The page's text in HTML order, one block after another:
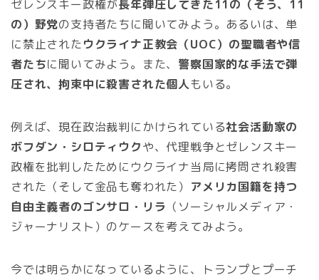
ゼレンスキー政権が長年弾圧してきた11の（そう、11
の）野党の支持者たちに聞いてみよう。あるいは、単
に禁止されたウクライナ正教会（UOC）の聖職者や信
者たちに聞いてみよう。また、 警察国家的な手法で弾
圧され、拘束中に殺害された個人もいる。
例えば、現在政治裁判にかけられている社会活動家の
ボフダン・シロティウクや、代理戦争とゼレンスキー
政権を批判したためにウクライナ当局に拷問され殺害
された（そして金品も奪われた） アメリカ国籍を持つ
自由主義者のゴンサロ・リラ （ソーシャルメディア・
ジャーナリスト）のケースを考えてみよう。
今では明らかになっているように、トランプとプーチ